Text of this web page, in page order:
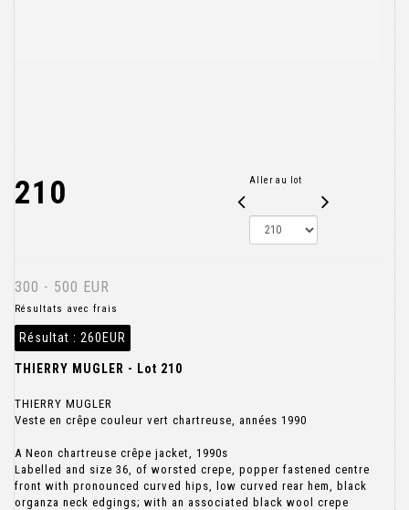
210 Aller au lot
300 - 500 EUR
Résultats avec frais
Résultat : 260EUR
THIERRY MUGLER - Lot 210
THIERRY MUGLER
Veste en crêpe couleur vert chartreuse, années 1990
A Neon chartreuse crêpe jacket, 1990s
Labelled and size 36, of worsted crepe, popper fastened centre
front with pronounced curved hips, low curved rear hem, black
organza neck edgings; with an associated black wool crepe